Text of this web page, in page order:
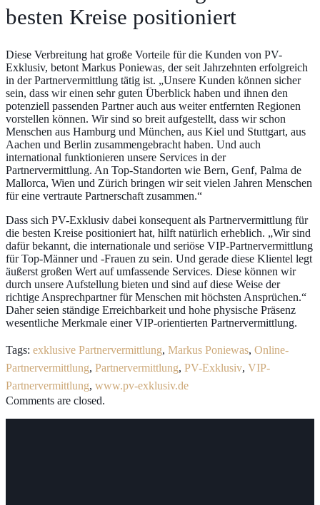
besten Kreise positioniert
Diese Verbreitung hat große Vorteile für die Kunden von PV-
Exklusiv, betont Markus Poniewas, der seit Jahrzehnten erfolgreich
in der Partnervermittlung tätig ist. „Unsere Kunden können sicher
sein, dass wir einen sehr guten Überblick haben und ihnen den
potenziell passenden Partner auch aus weiter entfernten Regionen
vorstellen können. Wir sind so breit aufgestellt, dass wir schon
Menschen aus Hamburg und München, aus Kiel und Stuttgart, aus
Aachen und Berlin zusammengebracht haben. Und auch
international funktionieren unsere Services in der
Partnervermittlung. An Top-Standorten wie Bern, Genf, Palma de
Mallorca, Wien und Zürich bringen wir seit vielen Jahren Menschen
für eine vertraute Partnerschaft zusammen.“
Dass sich PV-Exklusiv dabei konsequent als Partnervermittlung für
die besten Kreise positioniert hat, hilft natürlich erheblich. „Wir sind
dafür bekannt, die internationale und seriöse VIP-Partnervermittlung
für Top-Männer und -Frauen zu sein. Und gerade diese Klientel legt
äußerst großen Wert auf umfassende Services. Diese können wir
durch unsere Aufstellung bieten und sind auf diese Weise der
richtige Ansprechpartner für Menschen mit höchsten Ansprüchen.“
Daher seien ständige Erreichbarkeit und hohe physische Präsenz
wesentliche Merkmale einer VIP-orientierten Partnervermittlung.
Tags: exklusive Partnervermittlung, Markus Poniewas, Online-
Partnervermittlung, Partnervermittlung, PV-Exklusiv, VIP-
Partnervermittlung, www.pv-exklusiv.de
Comments are closed.